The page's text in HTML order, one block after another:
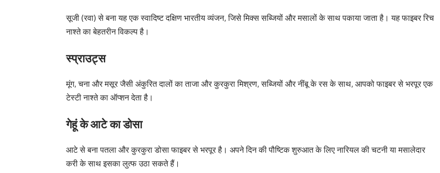
सूजी (रवा) से बना यह एक स्वादिष्ट दक्षिण भारतीय व्यंजन, जिसे मिक्स सब्जियों और मसालों के साथ पकाया जाता है। यह फाइबर रिच
नाश्ते का बेहतरीन विकल्प है।
स्प्राउट्स
मूंग, चना और मसूर जैसी अंकुरित दालों का ताजा और कुरकुरा मिश्रण, सब्जियों और नींबू के रस के साथ, आपको फाइबर से भरपूर एक
टेस्टी नाश्ते का ऑप्शन देता है।
गेहूं के आटे का डोसा
आटे से बना पतला और कुरकुरा डोसा फाइबर से भरपूर है। अपने दिन की पौष्टिक शुरुआत के लिए नारियल की चटनी या मसालेदार
करी के साथ इसका लुत्फ उठा सकते हैं।